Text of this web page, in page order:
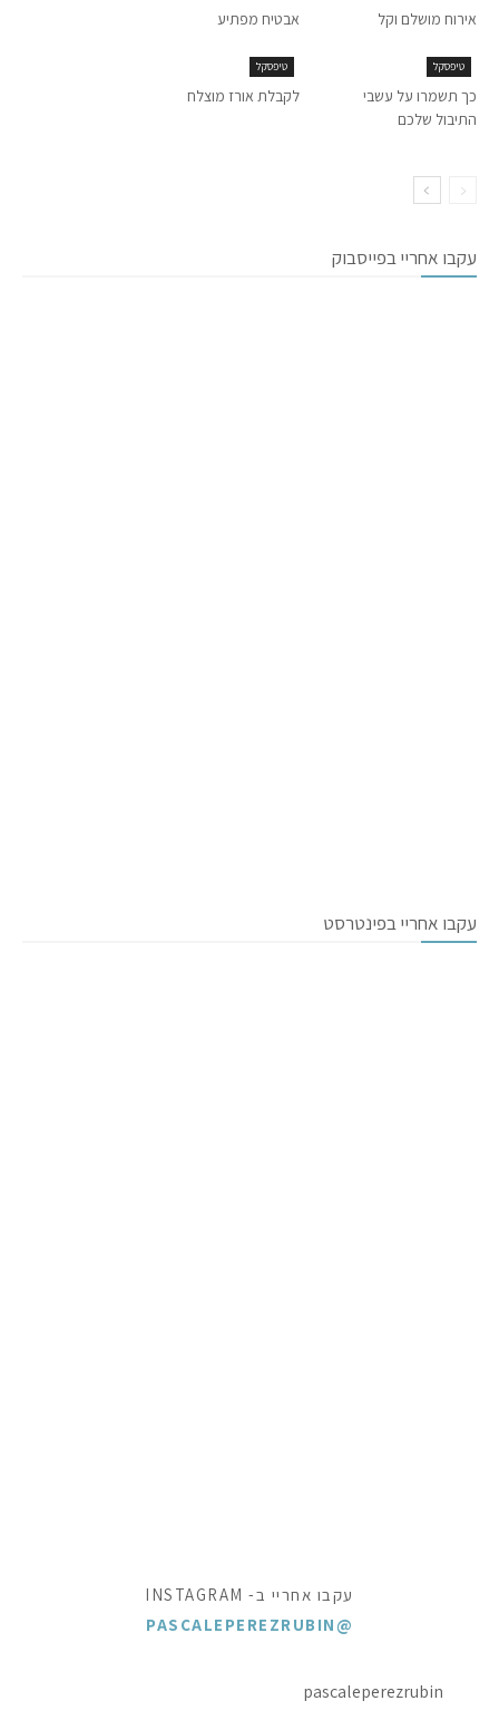
אירוח מושלם וקל אבטיח מפתיע
טיפסקל
כך תשמרו על עשבי
התיבול שלכם
טיפסקל
לקבלת אורז מוצלח
עקבו אחריי בפייסבוק
עקבו אחריי בפינטרסט
עקבו אחריי ב- INSTAGRAM
@PASCALEPEREZRUBIN
pascaleperezrubin